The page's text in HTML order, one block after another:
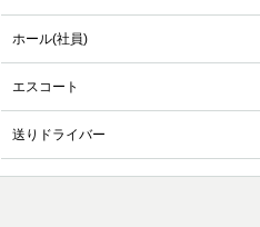
ホール(社員)
エスコート
送りドライバー